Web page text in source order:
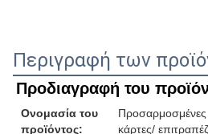
Περιγραφή των
Προδιαγραφή του
Ονομασία του
προϊόντος:
Προσαρμοσμένες
κάρτες/